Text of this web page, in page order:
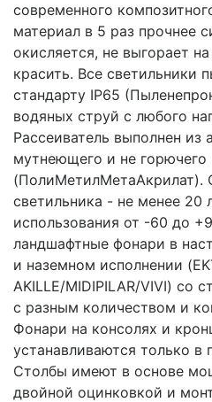
современного
материал в 5 раз прочнее
окисляется, не выгорает
красить. Все светильники
стандарту IP65
водяных струй с любого
Рассеиватель выполнен из
мутнеющего и не горючего
(ПолиМетилМетаАкрилат).
светильника - не менее 20
использования от -60 до
ландшафтные фонари в
и наземном исполнении
AKILLE/MIDIPILAR/VIVI) со
с разным количеством и
Фонари на консолях и
устанавливаются только в
Столбы имеют в основе
двойной оцинковкой и